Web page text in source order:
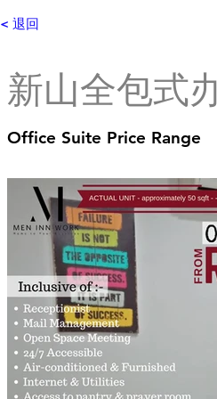
< 退回
新山全包式
Office Suite Price Range